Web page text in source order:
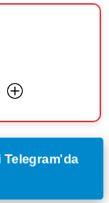
Telegram'da